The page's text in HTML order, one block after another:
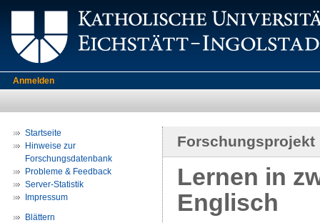
Anmelden
Startseite
Hinweise zur
Forschungsdatenbank
Probleme & Feedback
Server-Statistik
Impressum
Blättern
Forschungsprojekt
Lernen in
Englisch